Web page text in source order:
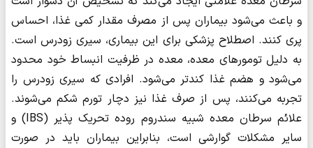
و باعث می‌شود بیماران پس از مصرف مقدار کمی غذا، احساس
پری کنند. اصطلاح پزشکی برای این بیماری، سیری زودرس است.
به دلیل تومورهای معده، معده در ظرفیت انبساط خود محدود
می‌شود و هضم غذا کندتر می‌شود. افرادی که سیری زودرس را
تجربه می‌کنند، پس از صرف غذا نیز دچار تورم شکم می‌شوند.
علائم سرطان معده شبیه سندروم روده تحریک پذیر (IBS) و
سایر مشکلات گوارشی است، بنابراین بیماران باید در صورت